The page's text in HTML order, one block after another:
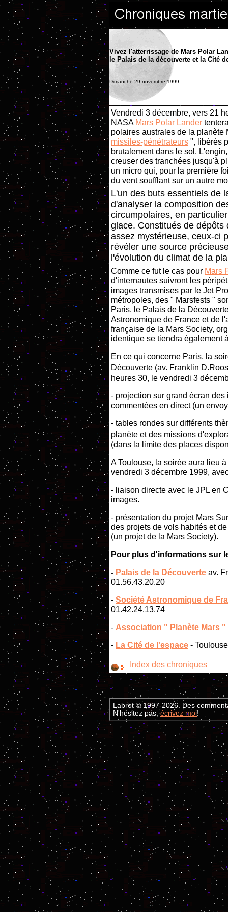
Vivez l'atterrissage de Mars Polar
le Palais de la découverte et la Cité
Dimanche 29 novembre 1999
Vendredi 3 décembre, vers 21
NASA Mars Polar Lander
polaires australes de la planète
missiles-pénétrateurs ", libérés
brutalement dans le sol.
creuser des tranchées jusqu'à
un micro qui, pour la première
du vent soufflant sur un autre
L'un des buts essentiels de
d'analyser la composition
circumpolaires, en
glace. Constitués de dépôts
assez mystérieuse, ceux-ci
révéler une source
l'évolution du climat de la
Comme ce fut le cas pour Mars
d'internautes suivront les
images transmises par le Jet
métropoles, des " Marsfests "
Paris, le Palais de la
Astronomique de France et de
française de la Mars Society,
identique se tiendra également
En ce qui concerne Paris, la
Découverte (av. Franklin
heures 30, le vendredi 3
- projection sur grand écran
commentées en direct (un
- tables rondes sur différents
planète et des missions
(dans la limite des places
A Toulouse, la soirée aura lieu
vendredi 3 décembre 1999,
- liaison directe avec le JPL en
images.
- présentation du projet Mars
des projets de vols habités et
(un projet de la Mars Society).
Pour plus d'informations sur
- Palais de la Découverte av.
01.56.43.20.20
- Société Astronomique de
01.42.24.13.74
- Association " Planète Mars "
- La Cité de l'espace -
Index des chroniques
Labrot © 1997-2026. Des
N'hésitez pas,écrivez moi!